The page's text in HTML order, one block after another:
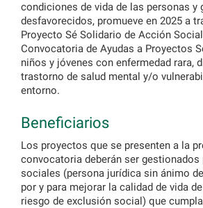
condiciones de vida de las personas y
desfavorecidos, promueve en 2025 a
Proyecto Sé Solidario de Acción
Convocatoria de Ayudas a Proyectos
niños y jóvenes con enfermedad rara,
trastorno de salud mental y/o
entorno.
Beneficiarios
Los proyectos que se presenten a la
convocatoria deberán ser gestionados
sociales (persona jurídica sin ánimo
por y para mejorar la calidad de vida
riesgo de exclusión social) que